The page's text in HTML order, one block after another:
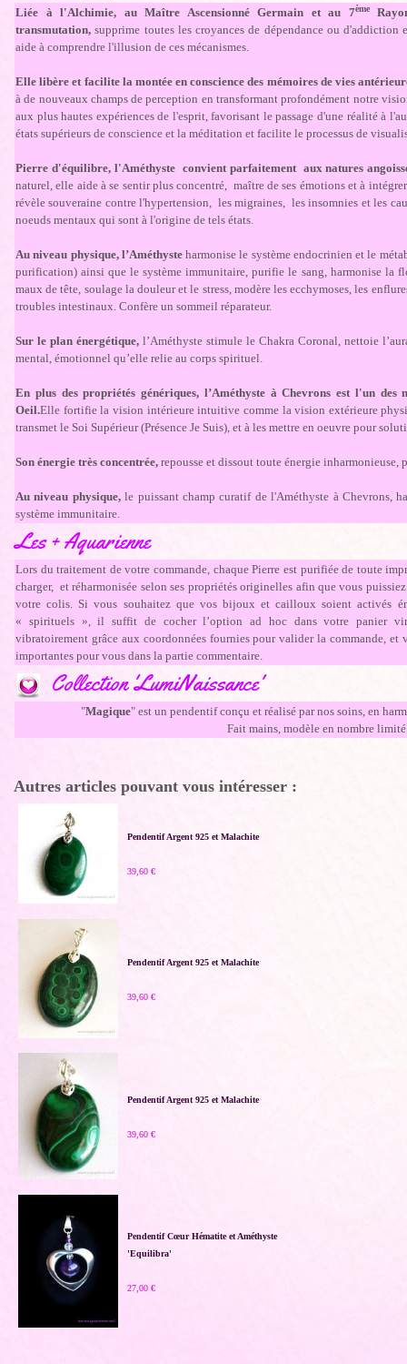
Liée à l'Alchimie, au Maître Ascensionné Germain et au 7ème
transmutation,supprime toutes les croyances de dépendance ou d'addiction
aide à comprendre l'illusion de ces mécanismes.
Elle libère et facilite la montée en conscience des mémoires de vies
à de nouveaux champs de perception en transformant profondément notre
aux plus hautes expériences de l'esprit, favorisant le passage d'une réalité à
états supérieurs de conscience et la méditation et facilite le processus de
Pierre d'équilibre,l'Améthyste convient parfaitement aux natures
naturel, elle aide à se sentir plus concentré, maître de ses émotions et à
révèle souveraine contre l'hypertension, les migraines, les insomnies et les
noeuds mentaux qui sont à l'origine de tels états.
Au niveau physique, l’Améthysteharmonise le système endocrinien et le
purification) ainsi que le système immunitaire, purifie le sang, harmonise la
maux de tête, soulage la douleur et le stress, modère les ecchymoses, les
troubles intestinaux. Confère un sommeil réparateur.
Sur le plan énergétique, l’Améthyste stimule le Chakra Coronal, nettoie
mental, émotionnel qu’elle relie au corps spirituel.
En plus des propriétés génériques, l’Améthyste à Chevrons est l'un
Oeil.Elle fortifie la vision intérieure intuitive comme la vision extérieure
transmet le Soi Supérieur (Présence Je Suis), et à les mettre en oeuvre pour
Son énergie très concentrée, repousse et dissout toute énergie
Au niveau physique,le puissant champ curatif de l'Améthyste à Chevrons,
système immunitaire.
Les + Aquarienne
Lors du traitement de votre commande, chaque Pierre est purifiée de toute
charger, et réharmonisée selon ses propriétés originelles afin que vous
votre colis. Si vous souhaitez que vos bijoux et cailloux soient activés
« spirituels », il suffit de cocher l’option ad hoc dans votre panier
vibratoirement grâce aux coordonnées fournies pour valider la commande,
importantes pour vous dans la partie commentaire.
Collection 'LumiNaissance'
"Magique" est un pendentif conçu et réalisé par nos soins, en
Fait mains, modèle en nombre
Autres articles pouvant vous intéresser :
Pendentif Argent 925 et Malachite
39,60 €
Pendentif Argent 925 et Malachite
39,60 €
Pendentif Argent 925 et Malachite
39,60 €
Pendentif Cœur Hématite et Améthyste
'Equilibra'
27,00 €